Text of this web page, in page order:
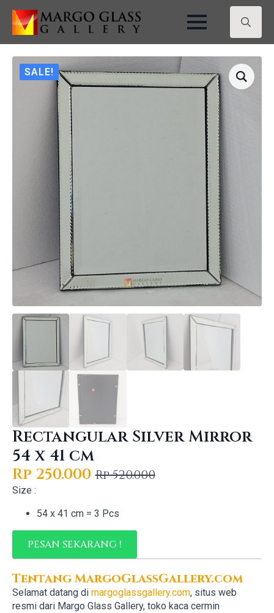
Search
for:
SALE!
Rectangular Silver Mirror
54 x 41 cm
Rp520.000
Original
was:
Rp 520.000.
Rp 250.000
Current
is:
Rp 250.000.
Size :
54 x 41 cm = 3 Pcs
PESAN SEKARANG !
Tentang MargoGlassGallery.com
Selamat datang di margoglassgallery.com, situs web
resmi dari Margo Glass Gallery, toko kaca cermin